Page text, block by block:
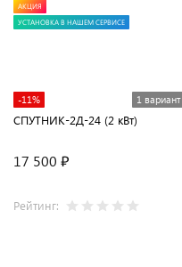
АКЦИЯ
УСТАНОВКА В НАШЕМ СЕРВИСЕ
-11% 1 вариант
СПУТНИК-2Д-24 (2 кВт)
17 500 ₽
Рейтинг: